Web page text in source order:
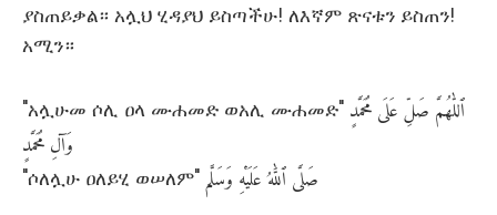
ያስጠይቃል። አሏህ ሂዳያህ ይስጣችሁ! ለእኛም ጽናቱን ይስጠን!
አሚን።
"አሏሁመ ሶሊ ዐላ ሙሐመድ ወአሊ ሙሐመድ" ٱللّٰهُمَّصَلِّعَلَىمُحَمَّدٍ
وَآلِمُحَمَّدٍ
"ሶለሏሁ ዐለይሂ ወሠለም" صَلَّىٱللَّٰهُعَلَيْهِوَسَلَّم